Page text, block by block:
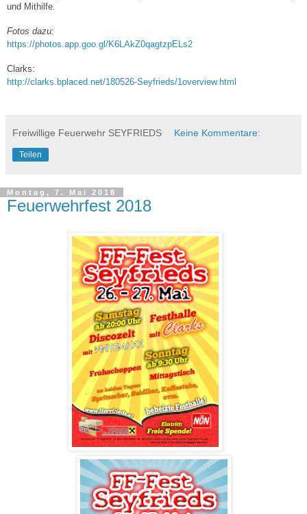
und Mithilfe.
Fotos dazu:
https://photos.app.goo.gl/K6LAkZ0qagtzpELs2
Clarks:
http://clarks.bplaced.net/180526-Seyfrieds/1overview.html
Freiwillige Feuerwehr SEYFRIEDS Keine Kommentare:
Teilen
Montag, 7. Mai 2018
Feuerwehrfest 2018